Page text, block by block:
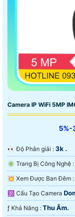
Camera IP WiFi 5MP
5%-
️👀 Độ Phân giải : 3k .
✳️ Trang Bị Công Nghệ :
💥 Xem Được Ban Đêm :
🕉️ Cấu Tạo Camera
️ƒ Khả Năng : Thu Âm.